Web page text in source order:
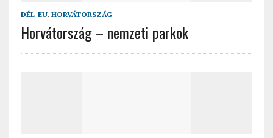
DÉL-EU, HORVÁTORSZÁG
Horvátország – nemzeti parkok